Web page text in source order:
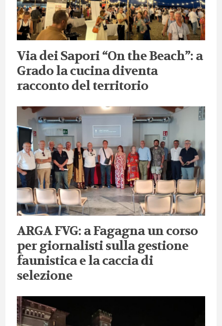
Via dei Sapori “On the Beach”: a
Grado la cucina diventa
racconto del territorio
ARGA FVG: a Fagagna un corso
per giornalisti sulla gestione
faunistica e la caccia di
selezione